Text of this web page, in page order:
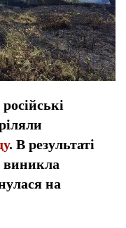
. В результаті
виникла
на